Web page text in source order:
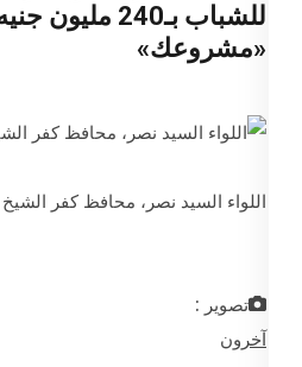
للشباب بـ240
«مشروعك»
اللواء السيد نصر، محافظ كفر
تصوير :
آخرون